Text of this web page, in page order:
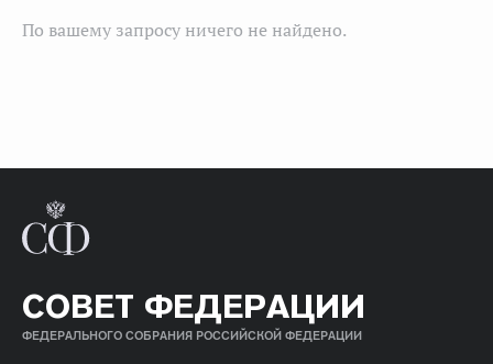
По вашему запросу ничего не найдено.
СОВЕТ ФЕДЕРАЦИИ
ФЕДЕРАЛЬНОГО СОБРАНИЯ РОССИЙСКОЙ ФЕДЕРАЦИИ